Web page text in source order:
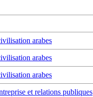
arabes
arabes
arabes
et relations publiques